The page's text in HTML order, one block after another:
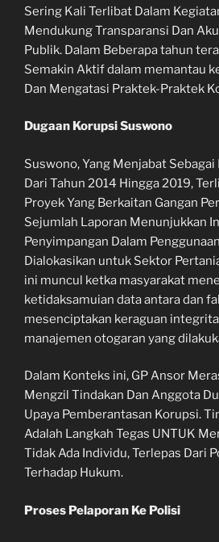
Sering Kali Terlibat Dalam
Mendukung Transparansi Dan
Publik. Dalam Beberapa tahun
Semakin Aktif dalam memantau
Dan Mengatasi Praktek-Praktek
Dugaan Korupsi Suswono
Suswono, Yang Menjabat
Dari Tahun 2014 Hingga 2019,
Proyek Yang Berkaitan Gangan
Sejumlah Laporan Menunjukkan
Penyimpangan Dalam
Dialokasikan untuk Sektor
ini muncul ketka masyarakat
ketidaksamuian data antara dan
mesenciptakan keraguan
manajemen otogaran yang
Dalam Konteks ini, GP Ansor
Mengzil Tindakan Dan Anggota
Upaya Pemberantasan Korupsi.
Adalah Langkah Tegas UNTUK
Tidak Ada Individu, Terlepas Dari
Terhadap Hukum.
Proses Pelaporan Ke Polisi